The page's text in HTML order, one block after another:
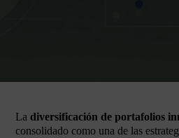
La diversificación de portafolios
consolidado como una de las